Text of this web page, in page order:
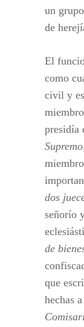
un
de
El
como
civil y
presidía
Supremo
dos
señorío
de
que
hechas